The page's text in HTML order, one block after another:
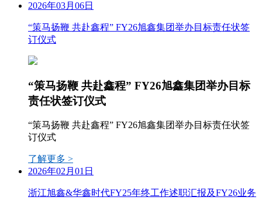
2026年03月06日
“策马扬鞭 共赴鑫程” FY26旭鑫集团举办目标责任状签
订仪式
“策马扬鞭 共赴鑫程” FY26旭鑫集团举办目标
责任状签订仪式
“策马扬鞭 共赴鑫程” FY26旭鑫集团举办目标责任状签
订仪式
了解更多 >
2026年02月01日
浙江旭鑫&华鑫时代FY25年终工作述职汇报及FY26业务